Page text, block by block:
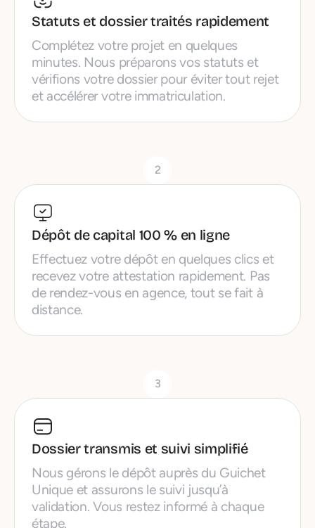
Statuts et dossier traités rapidement
Complétez votre projet en quelques
minutes. Nous préparons vos statuts et
vérifions votre dossier pour éviter tout rejet
et accélérer votre immatriculation.
2
Dépôt de capital 100 % en ligne
Effectuez votre dépôt en quelques clics et
recevez votre attestation rapidement. Pas
de rendez-vous en agence, tout se fait à
distance.
3
Dossier transmis et suivi simplifié
Nous gérons le dépôt auprès du Guichet
Unique et assurons le suivi jusqu’à
validation. Vous restez informé à chaque
étape.